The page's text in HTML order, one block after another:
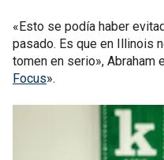
«Esto se podía haber
pasado. Es que en Illinois
tomen en serio», Abraham
Focus».